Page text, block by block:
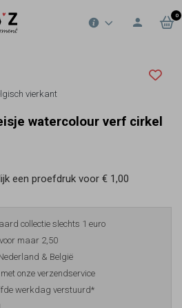
0
vierkant
watercolour verf cirkel
een proefdruk voor € 1,00
collectie slechts 1 euro
maar 2,50
& België
onze verzendservice
werkdag verstuurd*